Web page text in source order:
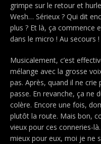
grimpe sur le retour et
Wesh… Sérieux ? Qui dit
plus ? Et là, ça commence
dans le micro ! Au secours !
Musicalement, c’est
mélange avec la grosse
pas. Après, quand il ne crie
passe. En revanche, ça ne
colère. Encore une fois,
plutôt la route. Mais bon,
vieux pour ces conneries-
mieux pour eux, moi je ne